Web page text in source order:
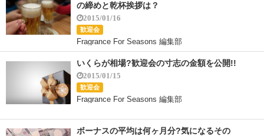
の締めと乾杯挨拶は？
2015/01/16
歓迎会
Fragrance For Seasons 編集部
いくらが相場?歓迎会の寸志の金額を公開!!
2015/01/15
歓迎会
Fragrance For Seasons 編集部
ボーナスの平均は何ヶ月分?気になるその